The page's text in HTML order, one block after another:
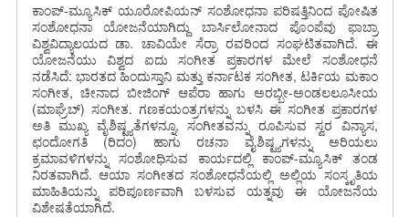
ಕಾಂಪ್-ಮ್ಯೂಸಿಕ್ ಯೂರೋಪಿಯನ್ ಸಂಶೋಧನಾ ಪರಿಷತ್ತಿನಿಂದ ಪೋಷಿತ
ಸಂಶೋಧನಾ ಯೋಜನೆಯಾಗಿದ್ದು ಬಾರ್ಸಿಲೋನಾದ ಪೊಂಪೆವು ಫಾಬ್ರಾ
ವಿಶ್ವವಿದ್ಯಾಲಯದ ಡಾ. ಚಾವಿಯೇ ಸೆರ್ರಾ ರವರಿಂದ ಸಂಘಟಿತವಾಗಿದೆ. ಈ
ಯೋಜನೆಯು ವಿಶ್ವದ ಐದು ಸಂಗೀತ ಪ್ರಕಾರಗಳ ಮೇಲೆ ಸಂಶೋಧನೆ
ನಡೆಸಿದೆ: ಭಾರತದ ಹಿಂದುಸ್ತಾನಿ ಮತ್ತು ಕರ್ನಾಟಕ ಸಂಗೀತ, ಟರ್ಕಿಯ ಮಕಾಂ
ಸಂಗೀತ, ಚೀನಾದ ಬೀಜಿಂಗ್ ಆಪೆರಾ ಹಾಗು ಅರಬ್ಬೀ-ಅಂಡಲಲೂಸೀಯ
(ಮಾಘ್ರೆಬ್) ಸಂಗೀತ. ಗಣಕಯಂತ್ರಗಳನ್ನು ಬಳಸಿ ಈ ಸಂಗೀತ ಪ್ರಕಾರಗಳ
ಅತಿ ಮುಖ್ಯ ವೈಶಿಷ್ಟ್ಯತೆಗಳನ್ನೂ, ಸಂಗೀತವನ್ನು ರೂಪಿಸುವ ಸ್ವರ ವಿನ್ಯಾಸ,
ಛಂದೋಗತಿ (ರಿದಂ) ಹಾಗು ರಚನಾ ವೈಶಿಷ್ಟ್ಯಗಳನ್ನು ಅರಿಯಲು
ಕ್ರಮಾವಳಿಗಳನ್ನು ಸಂಶೋಧಿಸುವ ಕಾರ್ಯದಲ್ಲಿ ಕಾಂಪ್-ಮ್ಯೂಸಿಕ್ ತಂಡ
ನಿರತವಾಗಿದೆ. ಆಯಾ ಸಂಗೀತದ ಸಂಶೋಧನೆಯಲ್ಲಿ ಅಲ್ಲಿಯ ಸಂಸ್ಕೃತಿಯ
ಮಾಹಿತಿಯನ್ನು ಪರಿಪೂರ್ಣವಾಗಿ ಬಳಸುವ ಯತ್ನವು ಈ ಯೋಜನೆಯ
ವಿಶೇಷತೆಯಾಗಿದೆ.